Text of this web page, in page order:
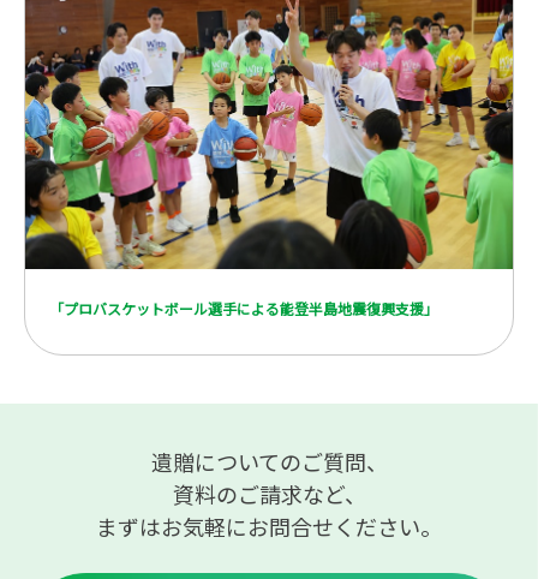
「プロバスケットボール選手による能登半島地震復興支援」
遺贈についてのご質問、
資料のご請求など、
まずはお気軽にお問合せください。